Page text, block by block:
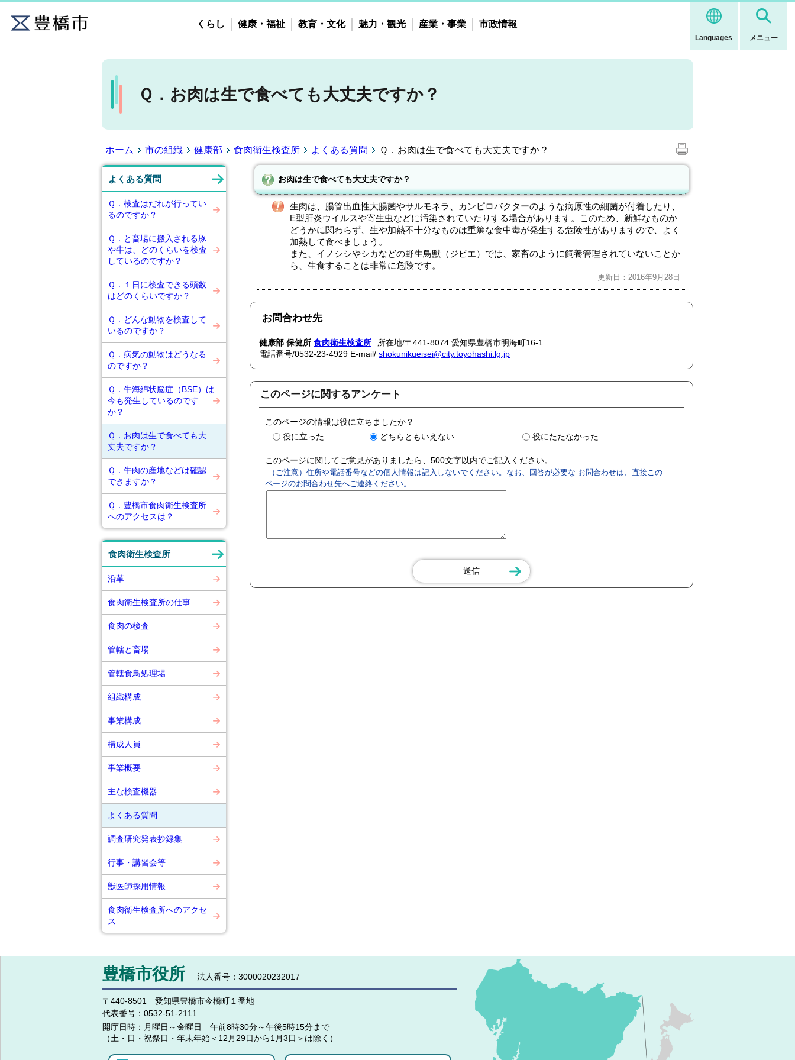
Languages メニュー
くらし 健康・福祉 教育・文化 魅力・観光 産業・事業 市政情報
Ｑ．お肉は生で食べても大丈夫ですか？
ホーム 市の組織 健康部 食肉衛生検査所 よくある質問 Ｑ．お肉は生で食べても大丈夫ですか？
よくある質問
Ｑ．検査はだれが行ってい
るのですか？
Ｑ．と畜場に搬入される豚
や牛は、どのくらいを検査
しているのですか？
Ｑ．１日に検査できる頭数
はどのくらいですか？
Ｑ．どんな動物を検査して
いるのですか？
Ｑ．病気の動物はどうなる
のですか？
Ｑ．牛海綿状脳症（BSE）は
今も発生しているのです
か？
Ｑ．お肉は生で食べても大
丈夫ですか？
Ｑ．牛肉の産地などは確認
できますか？
Ｑ．豊橋市食肉衛生検査所
へのアクセスは？
食肉衛生検査所
沿革
食肉衛生検査所の仕事
食肉の検査
管轄と畜場
管轄食鳥処理場
組織構成
事業構成
構成人員
事業概要
主な検査機器
よくある質問
調査研究発表抄録集
行事・講習会等
獣医師採用情報
食肉衛生検査所へのアクセ
ス
お肉は生で食べても大丈夫ですか？
生肉は、腸管出血性大腸菌やサルモネラ、カンピロバクターのような病原性の細菌が付着したり、
E型肝炎ウイルスや寄生虫などに汚染されていたりする場合があります。このため、新鮮なものか
どうかに関わらず、生や加熱不十分なものは重篤な食中毒が発生する危険性がありますので、よく
加熱して食べましょう。
また、イノシシやシカなどの野生鳥獣（ジビエ）では、家畜のように飼養管理されていないことか
ら、生食することは非常に危険です。
更新日：2016年9月28日
お問合わせ先
健康部 保健所 食肉衛生検査所
所在地/〒441-8074 愛知県豊橋市明海町16-1
電話番号/0532-23-4929 E-mail/ shokunikueisei@city.toyohashi.lg.jp
このページに関するアンケート
このページの情報は役に立ちましたか？
役に立った
どちらともいえない 役にたたなかった
このページに関してご意見がありましたら、500文字以内でご記入ください。
（ご注意）住所や電話番号などの個人情報は記入しないでください。なお、回答が必要な お問合わせは、直接この
ページのお問合わせ先へご連絡ください。
豊橋市役所 法人番号：3000020232017
〒440-8501 愛知県豊橋市今橋町１番地
代表番号： 0532-51-2111
開庁日時： 月曜日～金曜日 午前8時30分～午後5時15分まで
（土・日・祝祭日・年末年始＜12月29日から1月3日＞は除く）